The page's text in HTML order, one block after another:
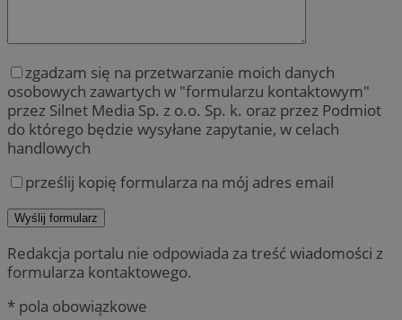
zgadzam się na przetwarzanie moich danych
osobowych zawartych w "formularzu kontaktowym"
przez Silnet Media Sp. z o.o. Sp. k. oraz przez Podmiot
do którego będzie wysyłane zapytanie, w celach
handlowych
prześlij kopię formularza na mój adres email
Redakcja portalu nie odpowiada za treść wiadomości z
formularza kontaktowego.
* pola obowiązkowe